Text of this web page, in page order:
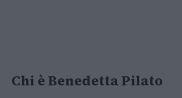
Chi è Benedetta Pilato